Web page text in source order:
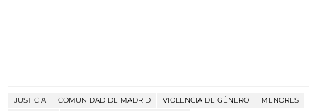
JUSTICIA COMUNIDAD DE MADRID VIOLENCIA DE GÉNERO
MENORES